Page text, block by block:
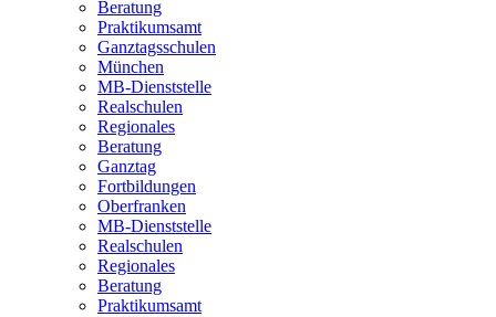
Beratung
Praktikumsamt
Ganztagsschulen
München
MB-Dienststelle
Realschulen
Regionales
Beratung
Ganztag
Fortbildungen
Oberfranken
MB-Dienststelle
Realschulen
Regionales
Beratung
Praktikumsamt